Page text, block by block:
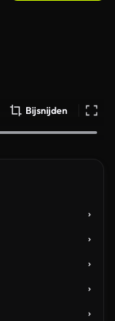
Bijsnijden